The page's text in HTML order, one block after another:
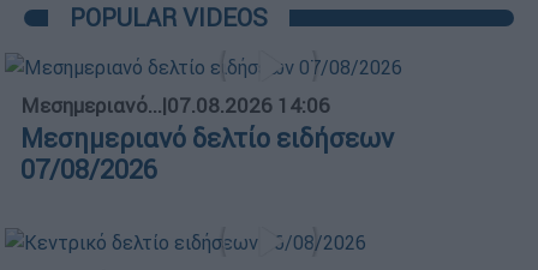
POPULAR VIDEOS
Μεσημεριανό...|07.08.2026 14:06
Μεσημεριανό δελτίο ειδήσεων
07/08/2026